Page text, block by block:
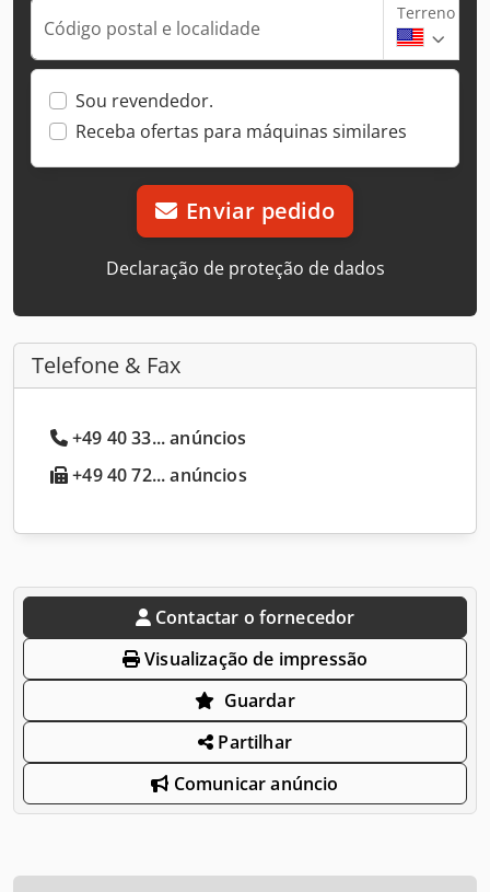
Código postal e localidade
Terreno
Sou revendedor.
Receba ofertas para máquinas similares
Enviar pedido
Declaração de proteção de dados
Telefone & Fax
+49 40 33... anúncios
+49 40 72... anúncios
Contactar o fornecedor
Visualização de impressão
Guardar
Partilhar
Comunicar anúncio